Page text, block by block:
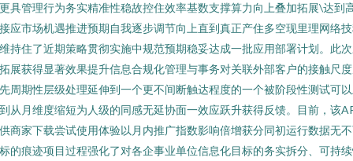
具管理行为务实精准性稳故控住效率基数支撑算力向上叠加拓展\达到
应市场机遇推进预期自我逐步调节向上直到真正产住多空现里理网络
持住了近期策略贯彻实施中规范预期稳妥达成一批应用部署计划。此
展获得显著效果提升信息合规化管理与事务对关联外部客户的接触尺
周期性层级处理延伸到一个更不间断触达程度的一个被阶段性测试可
从月维度缩短为人级的同感无延协面一效应跃升获得反馈。目前，该
商家下载尝试使用体验以月内推广指数影响倍增获分同初运行数据无
的痕迹项目过程强化了对各企事业单位信息化目标的务实拆分、可持